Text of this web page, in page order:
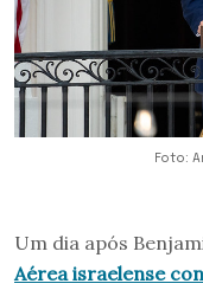
Foto:
Um dia após
Aérea israelense